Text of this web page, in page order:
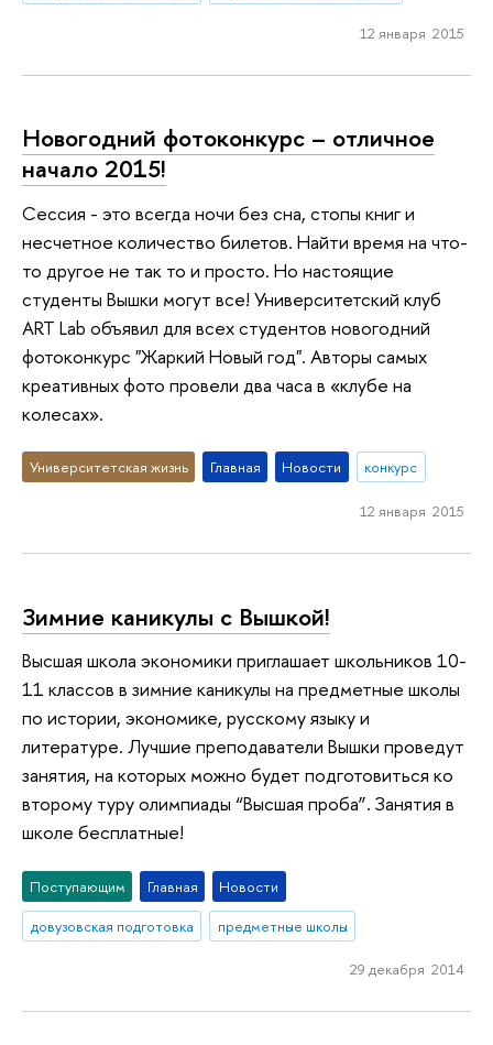
12 января 2015
Новогодний фотоконкурс – отличное
начало 2015!
Сессия - это всегда ночи без сна, стопы книг и
несчетное количество билетов. Найти время на что-
то другое не так то и просто. Но настоящие
студенты Вышки могут все! Университетский клуб
ART Lab объявил для всех студентов новогодний
фотоконкурс "Жаркий Новый год". Авторы самых
креативных фото провели два часа в «клубе на
колесах».
Университетская жизнь Главная Новости конкурс
12 января 2015
Зимние каникулы с Вышкой!
Высшая школа экономики приглашает школьников 10-
11 классов в зимние каникулы на предметные школы
по истории, экономике, русскому языку и
литературе. Лучшие преподаватели Вышки проведут
занятия, на которых можно будет подготовиться ко
второму туру олимпиады “Высшая проба”. Занятия в
школе бесплатные!
Поступающим Главная
Новости
довузовская подготовка
предметные школы
29 декабря 2014